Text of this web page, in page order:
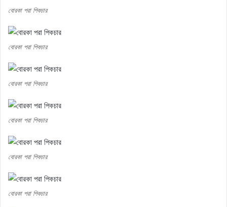
বোরকা পরা পিকচার
বোরকা পরা পিকচার
বোরকা পরা পিকচার
বোরকা পরা পিকচার
বোরকা পরা পিকচার
বোরকা পরা পিকচার